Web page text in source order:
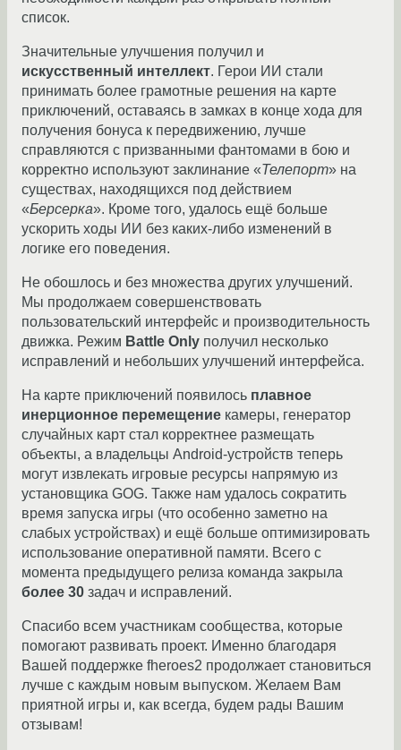
список.
Значительные улучшения получил и
искусственный интеллект. Герои ИИ стали
принимать более грамотные решения на карте
приключений, оставаясь в замках в конце хода для
получения бонуса к передвижению, лучше
справляются с призванными фантомами в бою и
корректно используют заклинание «Телепорт» на
существах, находящихся под действием
«Берсерка». Кроме того, удалось ещё больше
ускорить ходы ИИ без каких-либо изменений в
логике его поведения.
Не обошлось и без множества других улучшений.
Мы продолжаем совершенствовать
пользовательский интерфейс и производительность
движка. Режим Battle Only получил несколько
исправлений и небольших улучшений интерфейса.
На карте приключений появилось плавное
инерционное перемещение камеры, генератор
случайных карт стал корректнее размещать
объекты, а владельцы Android-устройств теперь
могут извлекать игровые ресурсы напрямую из
установщика GOG. Также нам удалось сократить
время запуска игры (что особенно заметно на
слабых устройствах) и ещё больше оптимизировать
использование оперативной памяти. Всего с
момента предыдущего релиза команда закрыла
более 30 задач и исправлений.
Спасибо всем участникам сообщества, которые
помогают развивать проект. Именно благодаря
Вашей поддержке fheroes2 продолжает становиться
лучше с каждым новым выпуском. Желаем Вам
приятной игры и, как всегда, будем рады Вашим
отзывам!